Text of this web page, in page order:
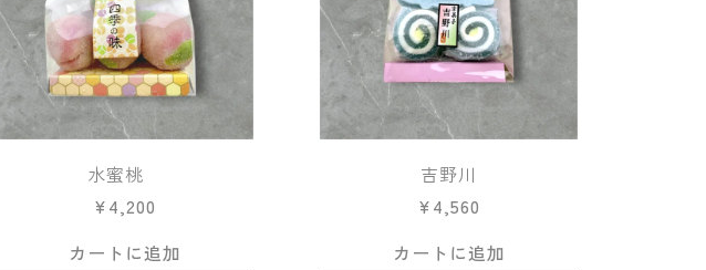
水蜜桃
¥4,200
カートに追加
吉野川
¥4,560
カートに追加